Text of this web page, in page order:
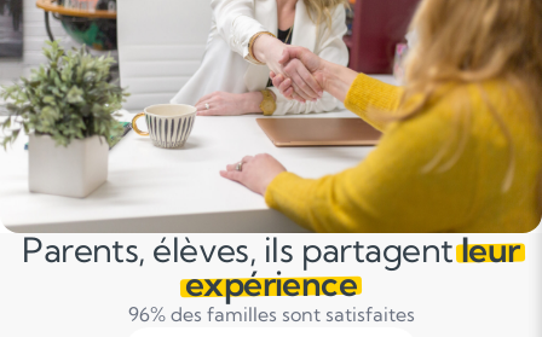
Parents, élèves, ils partagentleur
expérience
96% des familles sont satisfaites